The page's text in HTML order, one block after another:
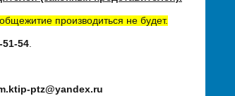
производиться не будет.
51-54
ptz@yandex.ru